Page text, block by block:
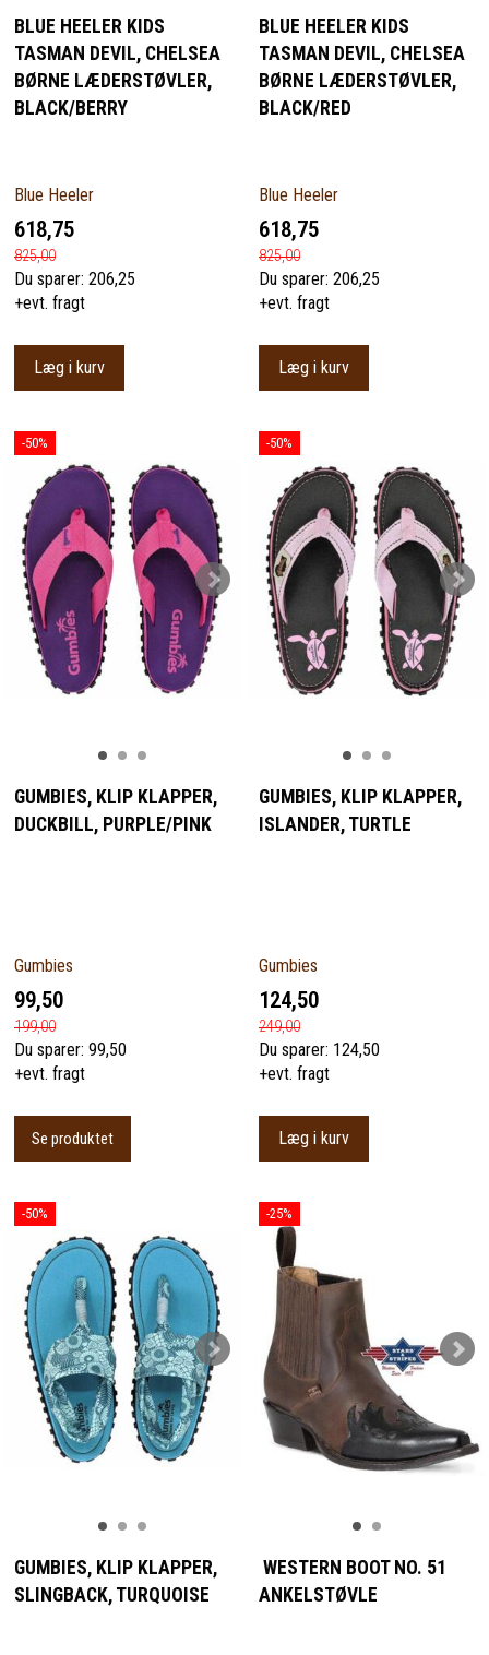
BLUE HEELER KIDS
TASMAN DEVIL, CHELSEA
BØRNE LÆDERSTØVLER,
BLACK/BERRY
Blue Heeler
618,75
825,00
Du sparer: 206,25
+evt. fragt
Læg i kurv
BLUE HEELER KIDS
TASMAN DEVIL, CHELSEA
BØRNE LÆDERSTØVLER,
BLACK/RED
Blue Heeler
618,75
825,00
Du sparer: 206,25
+evt. fragt
Læg i kurv
-50%
GUMBIES, KLIP KLAPPER,
DUCKBILL, PURPLE/PINK
Gumbies
99,50
199,00
Du sparer: 99,50
+evt. fragt
Se produktet
-50%
GUMBIES, KLIP KLAPPER,
ISLANDER, TURTLE
Gumbies
124,50
249,00
Du sparer: 124,50
+evt. fragt
Læg i kurv
-50%
GUMBIES, KLIP KLAPPER,
SLINGBACK, TURQUOISE
-25%
WESTERN BOOT NO. 51
ANKELSTØVLE